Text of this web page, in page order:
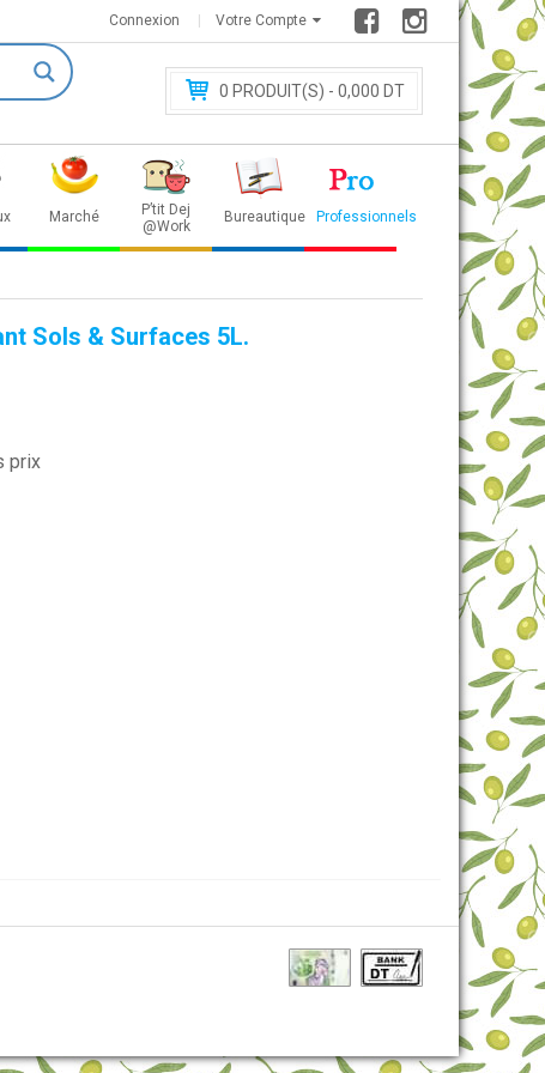
Votre Compte
Connexion
0 PRODUIT(S) - 0,000 DT
Marché
P’tit Dej
@Work
Bureautique Professionnels
Sols & Surfaces 5L.
prix